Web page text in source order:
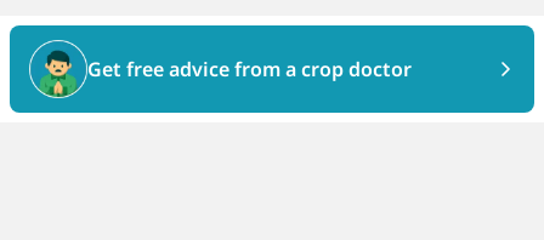
Get free advice from a crop doctor